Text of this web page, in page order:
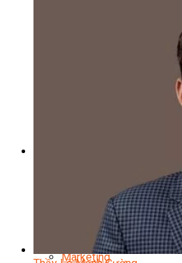
Khóa Học Biên
Lập Trình Cho Trẻ
Thanh Nhạc Trẻ Em
Sơ Cấp Cứu Cho
Kỹ Thuật Chế Biến Món
Kỹ Thuật Làm Bánh
Kỹ Thuật Pha Chế Đồ
Quản Trị Khách Sạn
Quản Lý Kinh Doanh
Hướng Dẫn Du Lịch
Quản Trị Lữ Hành
Marketing